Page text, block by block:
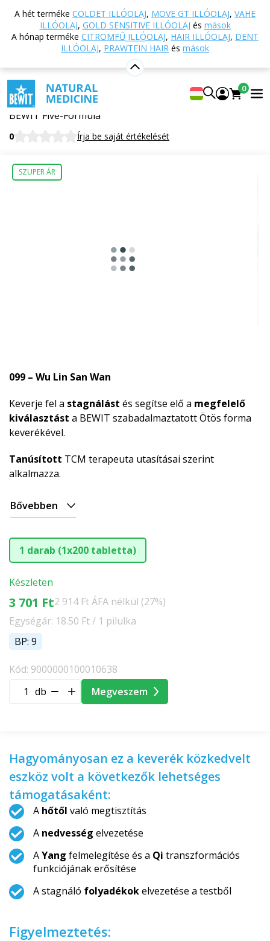
A hét terméke COLDET ILLÓOLAJ, MOVE GT ILLÓOLAJ, VAHE
ILLÓOLAJ, GOLD SENSITIVE ILLÓOLAJ és mások
A hónap terméke CITROMFŰ ILLÓOLAJ, HAIR ILLÓOLAJ, DENT
ILLÓOLAJ, PRAWTEIN HAIR és mások
0
Vissza a főoldalra Webáruház
Táplálkozás és
étrend-kiegészítők
TCM - Hagyományos kínai
orvoslás
099 - Ötös forma
099 - Ötös forma
Étrend-kiegészítő
BEWIT Five-Formula
0 Írja be saját értékelését
SZUPER ÁR
099 – Wu Lin San Wan
Keverje fel a stagnálást és segítse elő a megfelelő
kiválasztást a BEWIT szabadalmaztatott Ötös forma
keverékével.
Tanúsított TCM terapeuta utasításai szerint
alkalmazza.
Bővebben
1 darab (1x200 tabletta)
Készleten
3 701 Ft2 914 Ft ÁFA nélkül (27%)
Egységár: 18.50 Ft / 1 pilulka
BP: 9
Kód: 9000000100010638
db
Megveszem
Hagyományosan ez a keverék közkedvelt
eszköz volt a következők lehetséges
támogatásaként:
A hőtől való megtisztítás
A nedvesség elvezetése
AYang felmelegítése és a Qi transzformációs
funkciójának erősítése
A stagnáló folyadékokelvezetése a testből
Figyelmeztetés: